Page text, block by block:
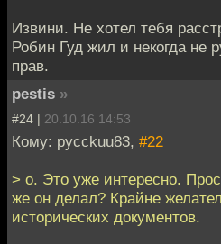
Извини. Не хотел тебя
Робин Гуд жил и некогда не
прав.
pestis »
#24 | 20.10.16 14:53
Кому: pycckuu83, #22
> о. Это уже интересно.
же он делал? Крайне
исторических документов.